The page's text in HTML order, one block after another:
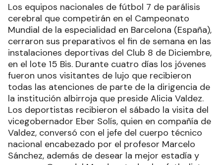
Los equipos nacionales de fútbol 7 de parálisis
cerebral que competirán en el Campeonato
Mundial de la especialidad en Barcelona (España),
cerraron sus preparativos el fin de semana en las
instalaciones deportivas del Club 8 de Diciembre,
en el lote 15 Bis. Durante cuatro días los jóvenes
fueron unos visitantes de lujo que recibieron
todas las atenciones de parte de la dirigencia de
la institución albirroja que preside Alicia Valdez.
Los deportistas recibieron el sábado la visita del
vicegobernador Eber Solís, quien en compañía de
Valdez, conversó con el jefe del cuerpo técnico
nacional encabezado por el profesor Marcelo
Sánchez, además de desear la mejor estadía y